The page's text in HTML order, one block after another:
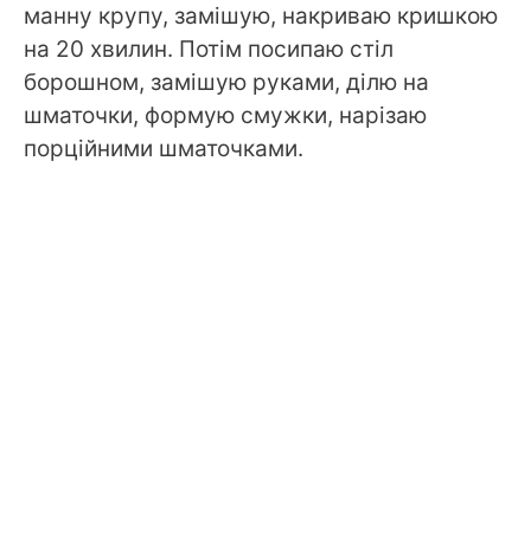
манну крупу, замішую, накриваю кришкою
на 20 хвилин. Потім посипаю стіл
борошном, замішую руками, ділю на
шматочки, формую смужки, нарізаю
порційними шматочками.